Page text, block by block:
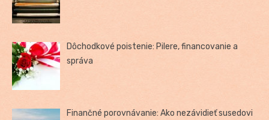
Dôchodkové poistenie: Pilere, financovanie a
správa
Finančné porovnávanie: Ako nezávidieť susedovi